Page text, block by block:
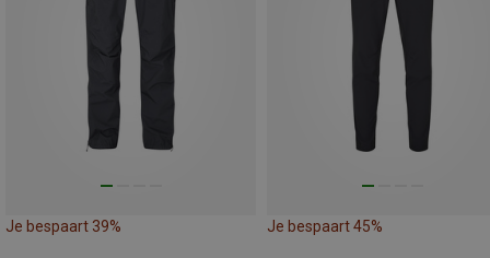
Je bespaart 39% Je bespaart 45%